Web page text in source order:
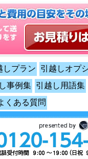
しプラン
引越しオプ
事例集 引越し用語集
くある質問